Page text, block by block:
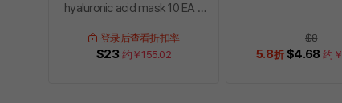
hyaluronic acid mask 10 EA 2
登录后查看折扣率
$23 约￥155.02
$8
5.8折 $4.68 约￥